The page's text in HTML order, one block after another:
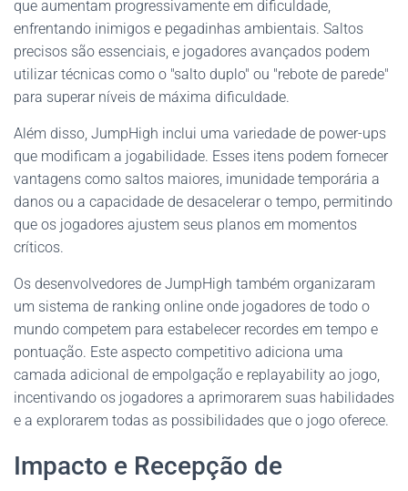
que aumentam progressivamente em dificuldade,
enfrentando inimigos e pegadinhas ambientais. Saltos
precisos são essenciais, e jogadores avançados podem
utilizar técnicas como o "salto duplo" ou "rebote de parede"
para superar níveis de máxima dificuldade.
Além disso, JumpHigh inclui uma variedade de power-ups
que modificam a jogabilidade. Esses itens podem fornecer
vantagens como saltos maiores, imunidade temporária a
danos ou a capacidade de desacelerar o tempo, permitindo
que os jogadores ajustem seus planos em momentos
críticos.
Os desenvolvedores de JumpHigh também organizaram
um sistema de ranking online onde jogadores de todo o
mundo competem para estabelecer recordes em tempo e
pontuação. Este aspecto competitivo adiciona uma
camada adicional de empolgação e replayability ao jogo,
incentivando os jogadores a aprimorarem suas habilidades
e a explorarem todas as possibilidades que o jogo oferece.
Impacto e Recepção de